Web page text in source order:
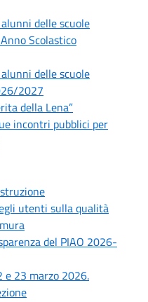
delle scuole
Scolastico
delle scuole
2027
della Lena”
incontri pubblici per
utenti sulla qualità
del PIAO 2026-
e 23 marzo 2026.